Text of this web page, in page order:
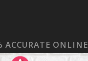
ACCURATE ONLINE